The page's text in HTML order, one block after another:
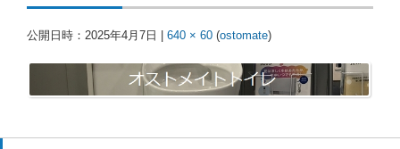
公開日時： 2025年4月7日 640 × 60 (ostomate)